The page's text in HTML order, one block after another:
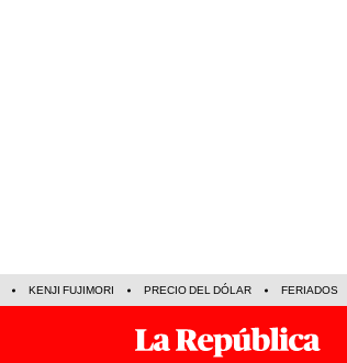
KENJI FUJIMORI PRECIO DEL DÓLAR FERIADOS